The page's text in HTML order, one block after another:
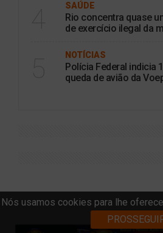
Nós usamos cookies para lhe
SAÚDE
Rio concentra quase
de exercício ilegal da
NOTÍCIAS
Polícia Federal indicia
queda de avião da